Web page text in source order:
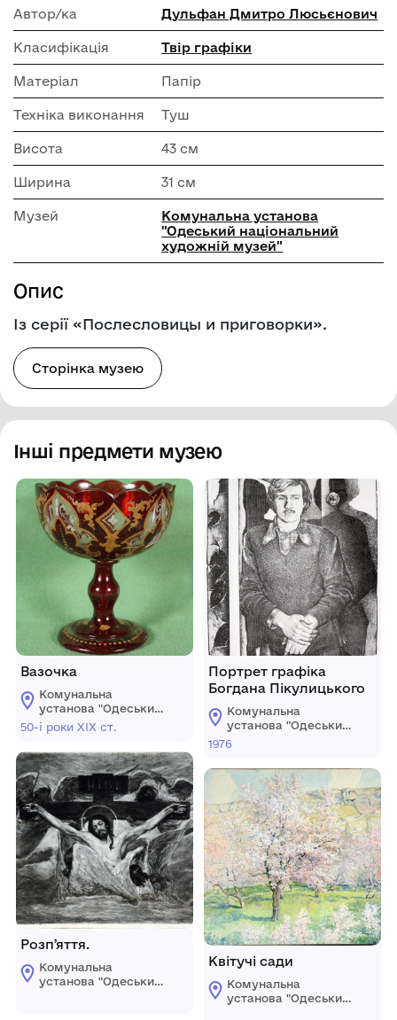
Автор/ка Дульфан Дмитро Люсьєнович
Класифікація Твір графіки
Матеріал Папір
Техніка виконання Туш
Висота 43 см
Ширина 31 см
Музей
Комунальна установа
"Одеський національний
художній музей"
Опис
Із серії «Послесловицы и приговорки».
Сторінка музею
Інші предмети музею
Вазочка
Комунальна
установа "Одеський
національний
художній музей"
50-і роки ХІХ ст.
Розпʼяття.
Комунальна
установа "Одеський
Портрет графіка
Богдана Пікулицького
Комунальна
установа "Одеський
національний
1976
Квітучі сади
Комунальна
установа "Одеський